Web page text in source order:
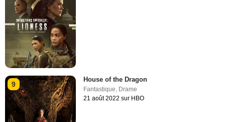
9
House of the Dragon
Fantastique, Drame
21 août 2022 sur HBO